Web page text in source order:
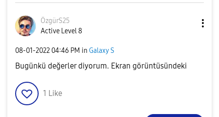
ÖzgürS25
Active Level 8
‎08-01-2022 04:46 PM in Galaxy S
Bugünkü değerler diyorum. Ekran görüntüsündeki
1 Like